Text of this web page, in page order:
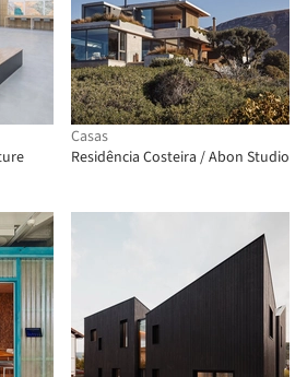
Casas
Residência Costeira / Abon Studio